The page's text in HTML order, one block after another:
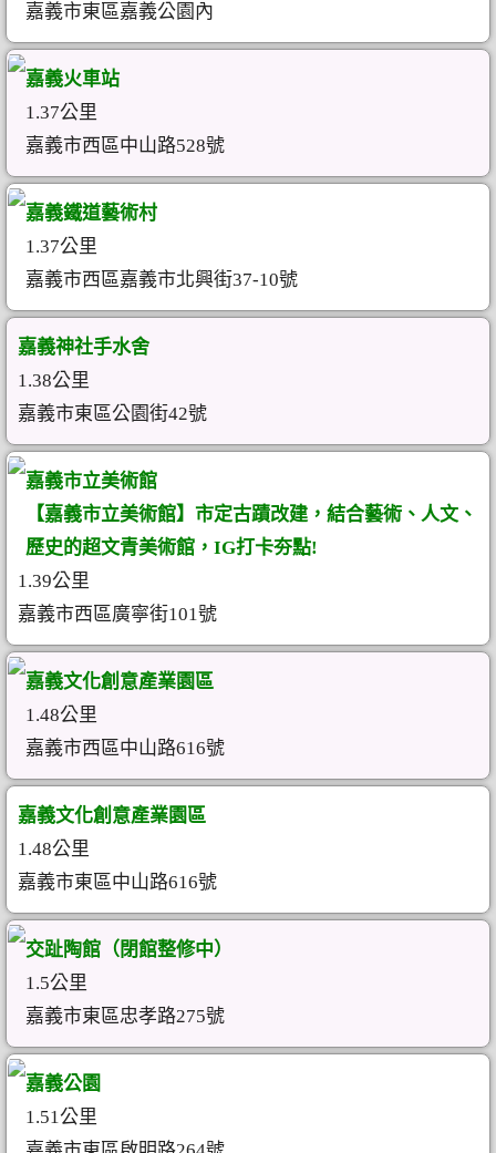
嘉義市東區嘉義公園內
嘉義火車站
1.37公里
嘉義市西區中山路528號
嘉義鐵道藝術村
1.37公里
嘉義市西區嘉義市北興街37-10號
嘉義神社手水舍
1.38公里
嘉義市東區公園街42號
嘉義市立美術館
【嘉義市立美術館】市定古蹟改建，結合藝術、人文、
歷史的超文青美術館，IG打卡夯點!
1.39公里
嘉義市西區廣寧街101號
嘉義文化創意產業園區
1.48公里
嘉義市西區中山路616號
嘉義文化創意產業園區
1.48公里
嘉義市東區中山路616號
交趾陶館（閉館整修中）
1.5公里
嘉義市東區忠孝路275號
嘉義公園
1.51公里